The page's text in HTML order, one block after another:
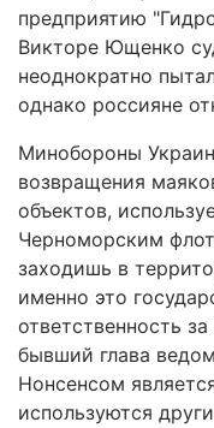
предприятию
Викторе Ющенко
неоднократно
однако россияне
Минобороны
возвращения
объектов,
Черноморским
заходишь в
именно это
ответственность
бывший глава
Нонсенсом
используются